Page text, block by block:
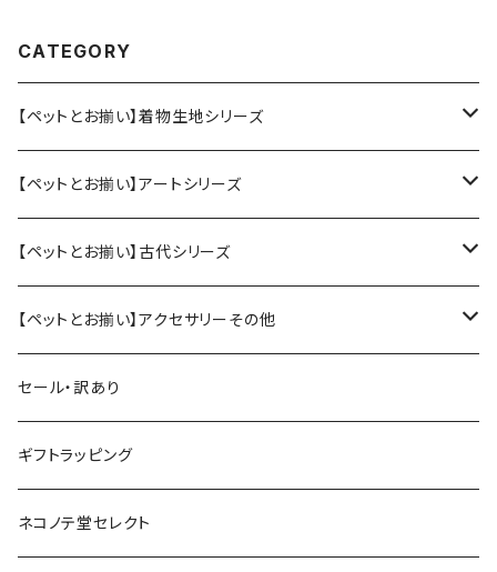
アルック 現代アート レトロ
モダンアート 迷子札
CATEGORY
【ペットとお揃い】着物生地シリーズ
ペット用アクセサリー
大（犬、大型猫用）
小（猫、小型犬用）
人間用アクセサリー
ピアス／イヤリング
ヘアバンド（大人用）
【ペットとお揃い】アートシリーズ
ペット用アクセサリー
スタイ（小）
スタイ（大）
人間用アクセサリー
ヘアアクセサリー
ピアス・イヤリング
【ペットとお揃い】古代シリーズ
ペット用アクセサリー
みずら、貫頭衣
首輪
人間用アクセサリー
ピアス、ブローチ、ヘアアクセサリーなど
ぬいぐるみキーホルダー
その他、雑貨類
【ペットとお揃い】アクセサリーその他
ペット用
人間用
セール・訳あり
ギフトラッピング
ネコノテ堂セレクト